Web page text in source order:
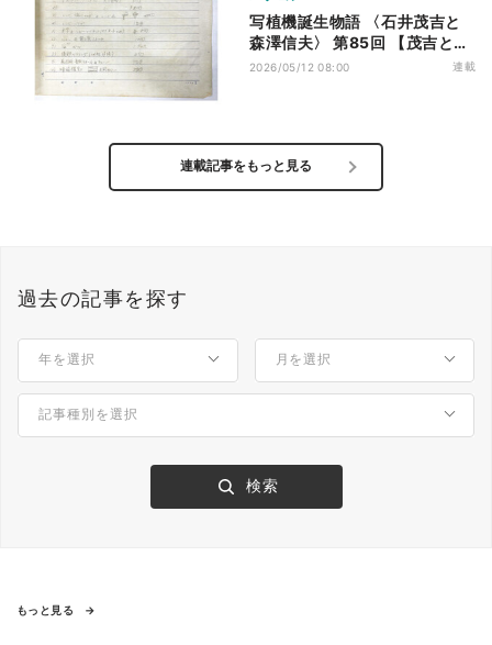
写植機誕生物語 〈石井茂吉と
森澤信夫〉 第85回 【茂吉と信
夫】遠い初出荷
2026/05/12 08:00 連載
連載記事をもっと見る
過去の記事を探す
もっと見る